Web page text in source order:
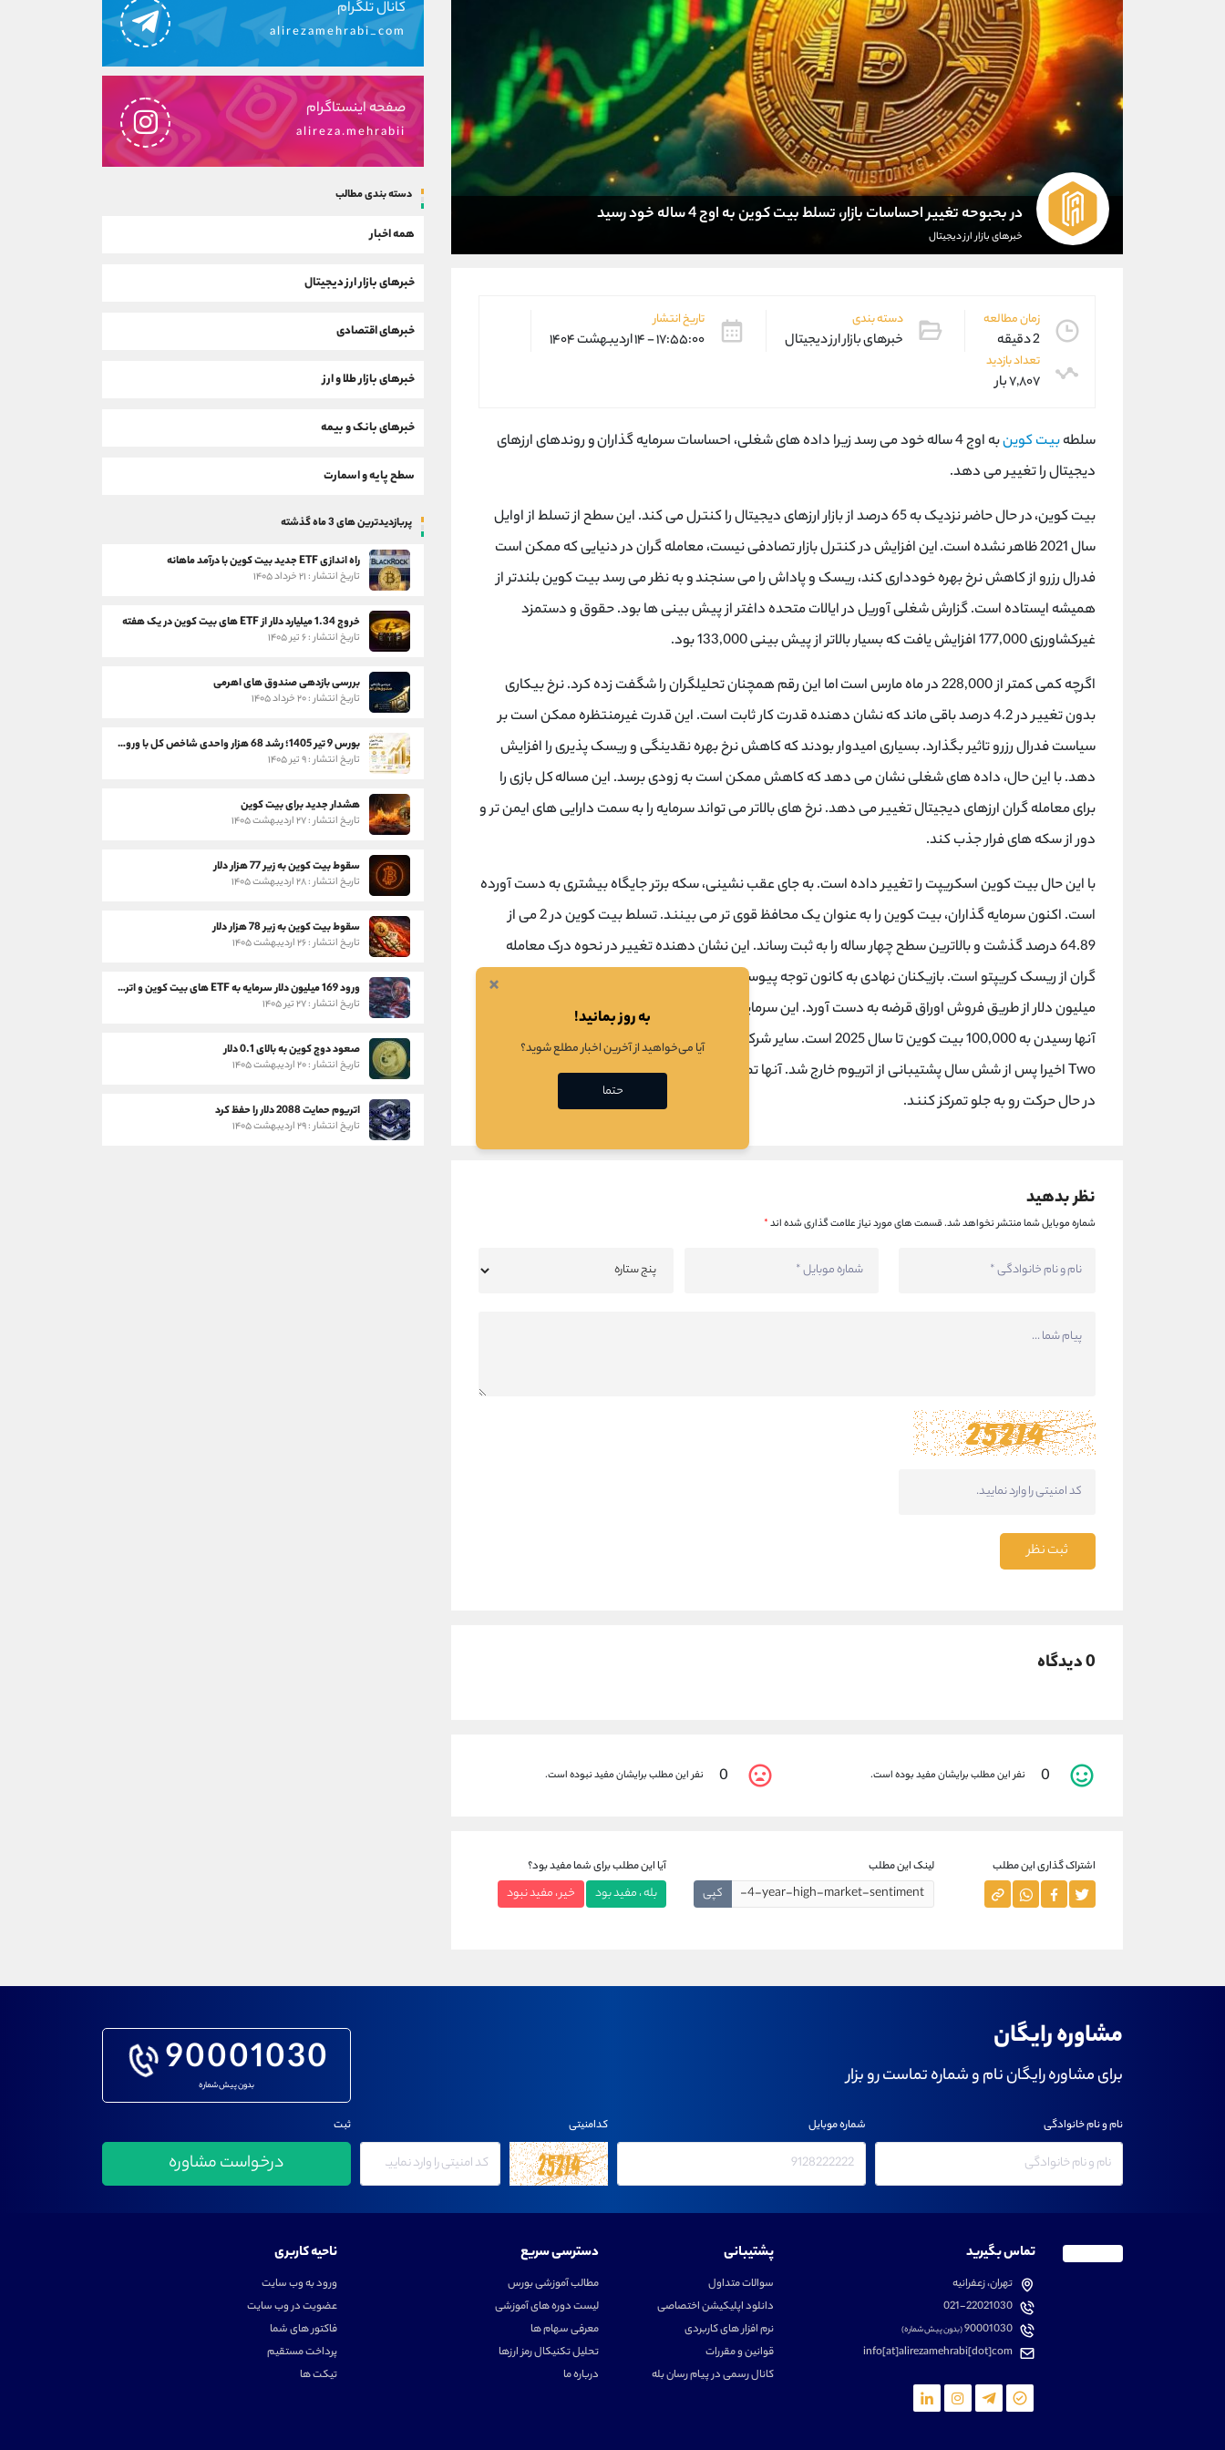
در بحبوحه تغییر احساسات بازار، تسلط بیت کوین به اوج 4 ساله خود رسید
خبرهای بازار ارز دیجیتال
زمان مطالعه
2 دقیقه
دسته بندی
خبرهای بازار ارز دیجیتال
تاریخ انتشار
۱۷:۵۵:۰۰ - ۱۴ اردیبهشت ۱۴۰۴
تعداد بازدید
۷,۸۰۷ بار
سلطهبیت کوین
به اوج 4 ساله خود می رسد زیرا داده های شغلی، احساسات سرمایه گذاران و روندهای ارزهای
دیجیتال را تغییر می دهد.
بیت کوین، در حال حاضر نزدیک به 65 درصد از بازار ارزهای دیجیتال را کنترل می کند. این سطح از تسلط از اوایل
سال 2021 ظاهر نشده است. این افزایش در کنترل بازار تصادفی نیست، معامله گران در دنیایی که ممکن است
فدرال رزرو از کاهش نرخ بهره خودداری کند، ریسک و پاداش را می سنجند و به نظر می رسد بیت کوین بلندتر از
همیشه ایستاده است. گزارش شغلی آوریل در ایالات متحده داغتر از پیش بینی ها بود. حقوق و دستمزد
غیرکشاورزی 177,000 افزایش یافت که بسیار بالاتر از پیش بینی 133,000 بود.
اگرچه کمی کمتر از 228,000 در ماه مارس است اما این رقم همچنان تحلیلگران را شگفت زده کرد. نرخ بیکاری
بدون تغییر در 4.2 درصد باقی ماند که نشان دهنده قدرت کار ثابت است. این قدرت غیرمنتظره ممکن است بر
سیاست فدرال رزرو تاثیر بگذارد. بسیاری امیدوار بودند که کاهش نرخ بهره نقدینگی و ریسک پذیری را افزایش
دهد. با این حال، داده های شغلی نشان می دهد که کاهش ممکن است به زودی برسد. این مساله کل بازی را
برای معامله گران ارزهای دیجیتال تغییر می دهد. نرخ های بالاتر می تواند سرمایه را به سمت دارایی های ایمن تر و
دور از سکه های فرار جذب کند.
با این حال بیت کوین اسکریپت را تغییر داده است. به جای عقب نشینی، سکه برتر جایگاه بیشتری به دست آورده
است. اکنون سرمایه گذاران، بیت کوین را به عنوان یک محافظ قوی تر می بینند. تسلط بیت کوین در 2 می از
64.89 درصد گذشت و بالاترین سطح چهار ساله را به ثبت رساند. این نشان دهنده تغییر در نحوه درک معامله
میلیون دلار از طریق فروش اوراق قرضه به دست آورد. این سرمایه مستقیما وارد خرید بیت کوین می شود. هدف
آنها رسیدن به 100,000 بیت کوین تا سال 2025 است. سایر شرکت ها نیز از این روند پیروی می کنند. Prime
Two اخیرا پس از شش سال پشتیبانی از اتریوم خارج شد. آنها تصمیم گرفته اند که به طور کامل روی بیت کوین
در حال حرکت رو به جلو تمرکز کنند.
نظر بدهید
شماره موبایل شما منتشر نخواهد شد.قسمت های مورد نیاز علامت گذاری شده اند*
ثبت نظر
0 دیدگاه
0 نفر این مطلب برایشان مفید بوده است. 0 نفر این مطلب برایشان مفید نبوده است.
اشتراک گذاری این مطلب لینک این مطلب
کپی
آیا این مطلب برای شما مفید بود؟
بله ، مفید بود خیر ، مفید نبود
کانال تلگرام
alirezamehrabi_com
صفحه اینستاگرام
alireza.mehrabii
دسته بندی مطالب
همه اخبار
خبرهای بازار ارز دیجیتال
خبرهای اقتصادی
خبرهای بازار طلا و ارز
خبرهای بانک و بیمه
سطح پایه و اسمارت
پربازدیدترین های 3 ماه گذشته
راه اندازی ETF جدید بیت کوین با درآمد ماهانه
تاریخ انتشار : ۲۱ خرداد ۱۴۰۵
خروج 1.34 میلیارد دلار از ETF های بیت کوین در یک هفته
تاریخ انتشار : ۶ تیر ۱۴۰۵
بررسی بازدهی صندوق های اهرمی
تاریخ انتشار : ۲۰ خرداد ۱۴۰۵
بورس 9 تیر 1405؛ رشد 68 هزار واحدی شاخص کل با ورود 3 همت پول حقیقی
تاریخ انتشار : ۹ تیر ۱۴۰۵
هشدار جدید برای بیت کوین
تاریخ انتشار : ۲۷ اردیبهشت ۱۴۰۵
سقوط بیت کوین به زیر 77 هزار دلار
تاریخ انتشار : ۲۸ اردیبهشت ۱۴۰۵
سقوط بیت کوین به زیر 78 هزار دلار
تاریخ انتشار : ۲۶ اردیبهشت ۱۴۰۵
ورود 169 میلیون دلار سرمایه به ETF های بیت کوین و اتریوم
تاریخ انتشار : ۲۷ تیر ۱۴۰۵
صعود دوج کوین به بالای 0.1 دلار
تاریخ انتشار : ۲۰ اردیبهشت ۱۴۰۵
اتریوم حمایت 2088 دلار را حفظ کرد
تاریخ انتشار : ۲۹ اردیبهشت ۱۴۰۵
مشاوره رایگان
برای مشاوره رایگان نام و شماره تماست رو بزار 90001030
بدون پیش شماره
نام و نام خانوادگی شماره موبایل کدامنیتی ثبت
تماس بگیرید
تهران، زعفرانیه
021-22021030
90001030(بدون پیش شماره)
info[at]alirezamehrabi[dot]com
پشتیبانی
سوالات متداول
دانلود اپلیکیشن اختصاصی
نرم افزار های کاربردی
قوانین و مقررات
کانال رسمی در پیام رسان بله
دسترسی سریع
مطالب آموزشی بورس
لیست دوره های آموزشی
معرفی سهام ها
تحلیل تکنیکال رمز ارزها
درباره ما
ناحیه کاربری
ورود به وب سایت
عضویت در وب سایت
فاکتور های شما
پرداخت مستقیم
تیکت ها
×
به روز بمانید!
آیا می‌خواهید از آخرین اخبار مطلع شوید؟
حتما